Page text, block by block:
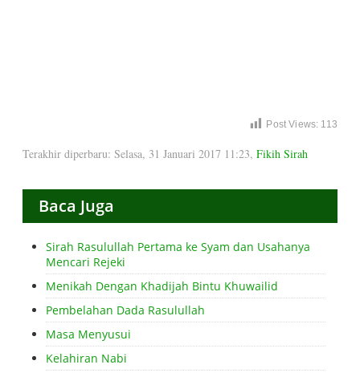
Post Views: 113
Terakhir diperbaru: Selasa, 31 Januari 2017 11:23, Fikih Sirah
Baca Juga
Sirah Rasulullah Pertama ke Syam dan Usahanya
Mencari Rejeki
Menikah Dengan Khadijah Bintu Khuwailid
Pembelahan Dada Rasulullah
Masa Menyusui
Kelahiran Nabi